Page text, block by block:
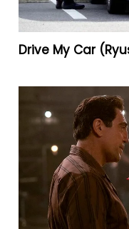
Drive My Car